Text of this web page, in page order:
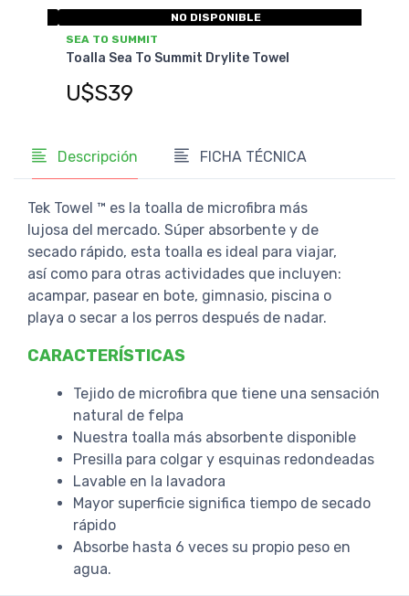
NO DISPONIBLE
SEA TO SUMMIT
Toalla Sea To Summit Pocket Towel
U$S25
Descripción FICHA TÉCNICA
Tek Towel ™ es la toalla de microfibra más
lujosa del mercado. Súper absorbente y de
secado rápido, esta toalla es ideal para viajar,
así como para otras actividades que incluyen:
acampar, pasear en bote, gimnasio, piscina o
playa o secar a los perros después de nadar.
CARACTERÍSTICAS
Tejido de microfibra que tiene una sensación
natural de felpa
Nuestra toalla más absorbente disponible
Presilla para colgar y esquinas redondeadas
Lavable en la lavadora
Mayor superficie significa tiempo de secado
rápido
Absorbe hasta 6 veces su propio peso en
agua.